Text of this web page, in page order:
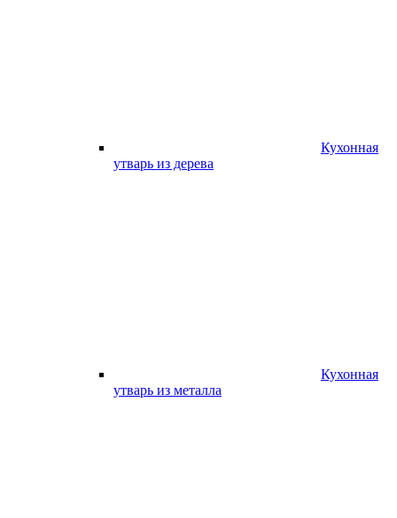
Кухонная
утварь из дерева
Кухонная
утварь из металла